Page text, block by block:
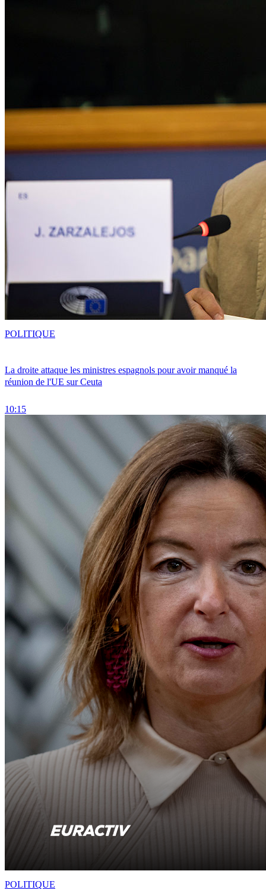
La droite attaque les ministres espagnols pour avoir manqué la
réunion de l'UE sur Ceuta
10:15
POLITIQUE
POLITIQUE